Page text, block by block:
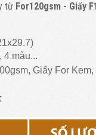
từFor120gsm - Giấy
4 màu...
Giấy For